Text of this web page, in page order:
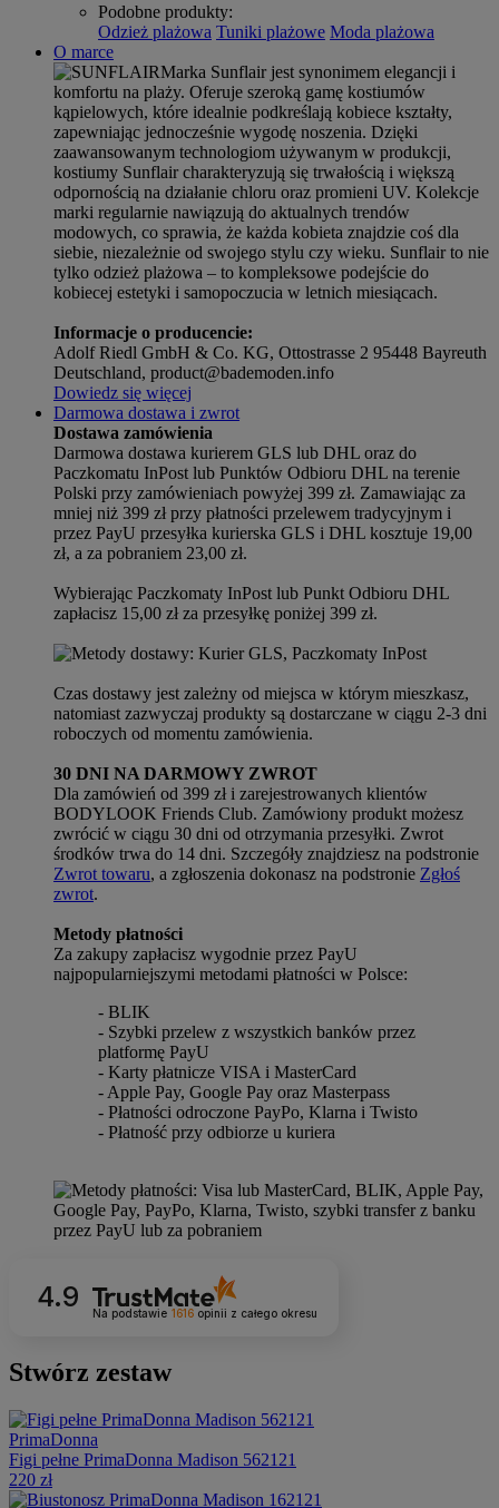
Podobne produkty:
Odzież plażowa Tuniki plażowe Moda plażowa
O marce
Marka Sunflair jest synonimem elegancji i
komfortu na plaży. Oferuje szeroką gamę kostiumów
kąpielowych, które idealnie podkreślają kobiece kształty,
zapewniając jednocześnie wygodę noszenia. Dzięki
zaawansowanym technologiom używanym w produkcji,
kostiumy Sunflair charakteryzują się trwałością i większą
odpornością na działanie chloru oraz promieni UV. Kolekcje
marki regularnie nawiązują do aktualnych trendów
modowych, co sprawia, że każda kobieta znajdzie coś dla
siebie, niezależnie od swojego stylu czy wieku. Sunflair to nie
tylko odzież plażowa – to kompleksowe podejście do
kobiecej estetyki i samopoczucia w letnich miesiącach.
Informacje o producencie:
Adolf Riedl GmbH & Co. KG, Ottostrasse 2 95448 Bayreuth
Deutschland, product@bademoden.info
Dowiedz się więcej
Darmowa dostawa i zwrot
Dostawa zamówienia
Darmowa dostawa kurierem GLS lub DHL oraz do
Paczkomatu InPost lub Punktów Odbioru DHL na terenie
Polski przy zamówieniach powyżej 399 zł. Zamawiając za
mniej niż 399 zł przy płatności przelewem tradycyjnym i
przez PayU przesyłka kurierska GLS i DHL kosztuje 19,00
zł, a za pobraniem 23,00 zł.
Wybierając Paczkomaty InPost lub Punkt Odbioru DHL
zapłacisz 15,00 zł za przesyłkę poniżej 399 zł.
Czas dostawy jest zależny od miejsca w którym mieszkasz,
natomiast zazwyczaj produkty są dostarczane w ciągu 2-3 dni
roboczych od momentu zamówienia.
30 DNI NA DARMOWY ZWROT
Dla zamówień od 399 zł i zarejestrowanych klientów
BODYLOOK Friends Club. Zamówiony produkt możesz
zwrócić w ciągu 30 dni od otrzymania przesyłki. Zwrot
środków trwa do 14 dni. Szczegóły znajdziesz na podstronie
Zwrot towaru, a zgłoszenia dokonasz na podstronie Zgłoś
zwrot.
Metody płatności
Za zakupy zapłacisz wygodnie przez PayU
najpopularniejszymi metodami płatności w Polsce:
- BLIK
- Szybki przelew z wszystkich banków przez
platformę PayU
- Karty płatnicze VISA i MasterCard
- Apple Pay, Google Pay oraz Masterpass
- Płatności odroczone PayPo, Klarna i Twisto
- Płatność przy odbiorze u kuriera
4.9
Na podstawie 1616opinii z całego okresu
Stwórz zestaw
PrimaDonna
Figi pełne PrimaDonna Madison 562121
220 zł